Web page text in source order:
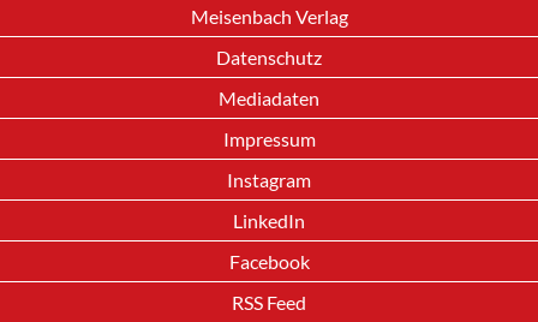
Meisenbach Verlag
Datenschutz
Mediadaten
Impressum
Instagram
LinkedIn
Facebook
RSS Feed